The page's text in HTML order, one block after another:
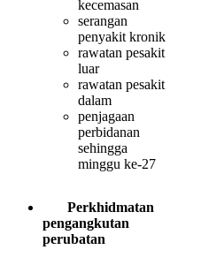
kecemasan
serangan
penyakit kronik
rawatan pesakit
luar
rawatan pesakit
dalam
penjagaan
perbidanan
sehingga
minggu ke-27
Perkhidmatan
pengangkutan
perubatan